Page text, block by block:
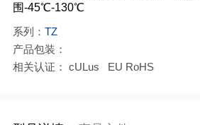
围-45℃-130℃
系列： TZ
产品包装：
相关认证： cULus EU RoHS